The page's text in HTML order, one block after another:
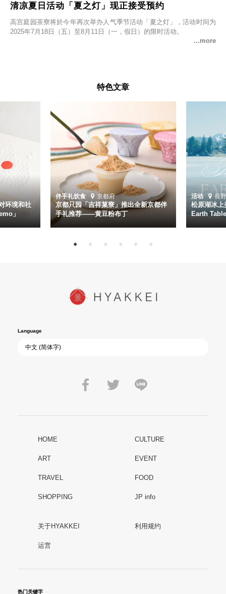
清凉夏日活动「夏之灯」现正接受预约
高宫庭园茶寮将於今年再次举办人气季节活动「夏之灯」，活动时间为
2025年7月18日（五）至8月11日（一，假日）的限时活动。
特色文章
环境和社
」
伴手礼饮食 京都府
京都只园「吉祥菓寮」推出全新京都伴
手礼推荐——黄豆粉布丁
活动 長
松原湖冰
Earth
Language
HOME CULTURE
ART EVENT
TRAVEL FOOD
SHOPPING JP info
关于HYAKKEI 利用规约
运営
热门关键字